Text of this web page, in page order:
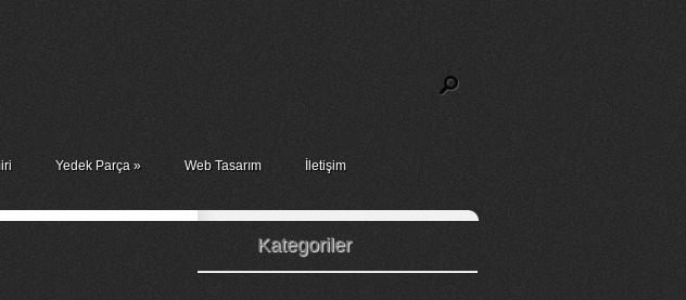
Yedek Parça» Web Tasarım İletişim
Kategoriler